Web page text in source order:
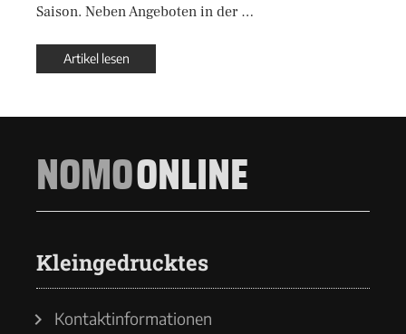
Saison. Neben Angeboten in der …
Artikel lesen
NOMOONLINE
Kleingedrucktes
Kontaktinformationen